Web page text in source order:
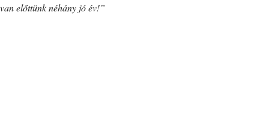
van előttünk néhány jó év!”